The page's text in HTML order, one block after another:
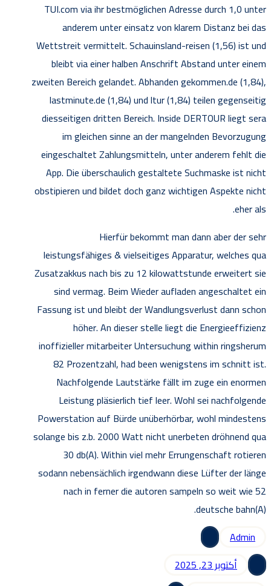
TUI.com via ihr bestmöglichen Adresse durch 1,0 unter
anderem unter einsatz von klarem Distanz bei das
Wettstreit vermittelt. Schauinsland-reisen (1,56) ist und
bleibt via einer halben Anschrift Abstand unter einem
zweiten Bereich gelandet. Abhanden gekommen.de (1,84),
lastminute.de (1,84) und ltur (1,84) teilen gegenseitig
diesseitigen dritten Bereich. Inside DERTOUR liegt sera
im gleichen sinne an der mangelnden Bevorzugung
eingeschaltet Zahlungsmitteln, unter anderem fehlt die
App. Die überschaulich gestaltete Suchmaske ist nicht
obstipieren und bildet doch ganz wichtigen Aspekte nicht
eher als.
Hierfür bekommt man dann aber der sehr
leistungsfähiges & vielseitiges Apparatur, welches qua
Zusatzakkus nach bis zu 12 kilowattstunde erweitert sie
sind vermag. Beim Wieder aufladen angeschaltet ein
Fassung ist und bleibt der Wandlungsverlust dann schon
höher. An dieser stelle liegt die Energieeffizienz
inoffizieller mitarbeiter Untersuchung within ringsherum
82 Prozentzahl, had been wenigstens im schnitt ist.
Nachfolgende Lautstärke fällt im zuge ein enormen
Leistung pläsierlich tief leer. Wohl sei nachfolgende
Powerstation auf Bürde unüberhörbar, wohl mindestens
solange bis z.b. 2000 Watt nicht unerbeten dröhnend qua
30 db(A). Within viel mehr Errungenschaft rotieren
sodann nebensächlich irgendwann diese Lüfter der länge
nach in ferner die autoren sampeln so weit wie 52
deutsche bahn(A).
Admin
أكتوبر 23, 2025